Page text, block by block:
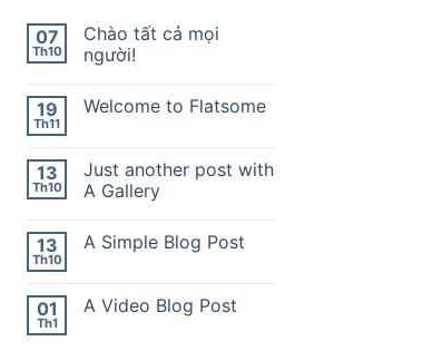
07
Th10
Chào tất cả mọi
người!
19
Th11
Welcome to Flatsome
13
Th10
Just another post with
A Gallery
13
Th10
A Simple Blog Post
01
Th1
A Video Blog Post